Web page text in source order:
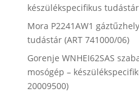
készülékspecifikus
Mora P2241AW1
tudástár (ART 741000/06)
Gorenje WNHEI62SAS
mosógép –
20009500)